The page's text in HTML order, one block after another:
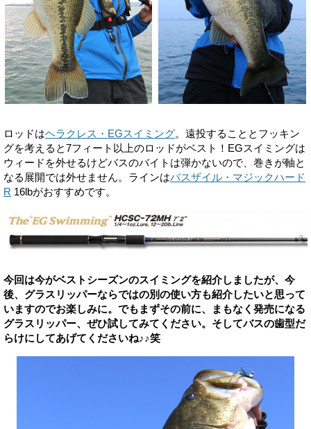
ロッドはヘラクレス・EGスイミング。遠投することとフッキン
グを考えると7フィート以上のロッドがベスト！EGスイミングは
ウィードを外せるけどバスのバイトは弾かないので、巻きが軸と
なる展開では外せません。ラインはバスザイル・マジックハード
R 16lbがおすすめです。
今回は今がベストシーズンのスイミングを紹介しましたが、今
後、グラスリッパーならではの別の使い方も紹介したいと思って
いますのでお楽しみに。でもまずその前に、まもなく発売になる
グラスリッパー、ぜひ試してみてください。そしてバスの歯型だ
らけにしてあげてくださいね♪♪笑